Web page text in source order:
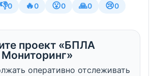
👎0 🔥0 😮0 🙏0 😢0
проект «БПЛА
оперативно отслеживать